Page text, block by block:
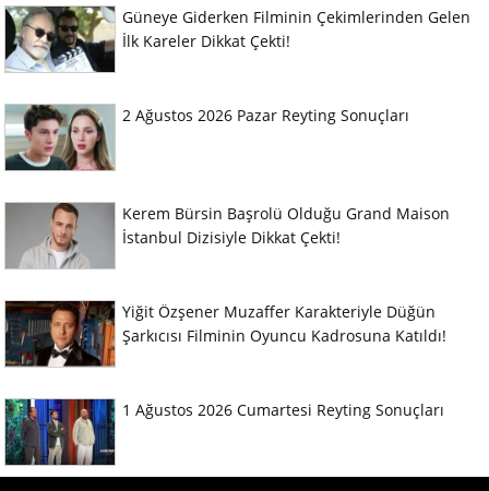
Güneye Giderken Filminin Çekimlerinden Gelen
İlk Kareler Dikkat Çekti!
2 Ağustos 2026 Pazar Reyting Sonuçları
Kerem Bürsin Başrolü Olduğu Grand Maison
İstanbul Dizisiyle Dikkat Çekti!
Yiğit Özşener Muzaffer Karakteriyle Düğün
Şarkıcısı Filminin Oyuncu Kadrosuna Katıldı!
1 Ağustos 2026 Cumartesi Reyting Sonuçları